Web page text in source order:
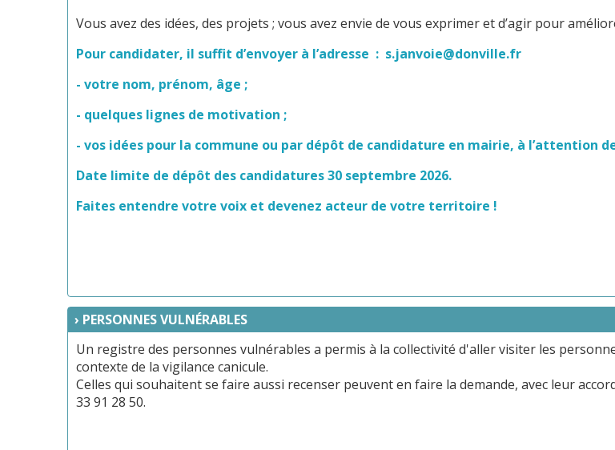
Vous avez des idées, des projets ; vous avez envie de vous exprimer et d’agir pour
Pour candidater, il suffit d’envoyer à l’adresse : s.janvoie@donville.fr
- votre nom, prénom, âge ;
- quelques lignes de motivation ;
- vos idées pour la commune ou par dépôt de candidature en mairie, à l’attention de
Date limite de dépôt des candidatures 30 septembre 2026.
Faites entendre votre voix et devenez acteur de votre territoire !
PERSONNES VULNÉRABLES
Un registre des personnes vulnérables a permis à la collectivité d'aller visiter les
contexte de la vigilance canicule.
Celles qui souhaitent se faire aussi recenser peuvent en faire la demande, avec leur
33 91 28 50.